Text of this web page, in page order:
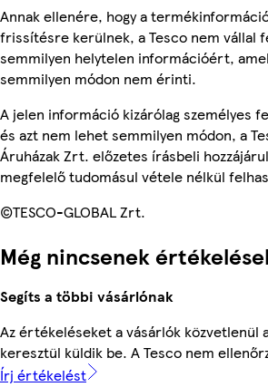
Annak ellenére, hogy a
frissítésre kerülnek, a Tesco nem vállal
semmilyen helytelen információért,
semmilyen módon nem érinti.
A jelen információ kizárólag személyes
és azt nem lehet semmilyen módon, a
Áruházak Zrt. előzetes írásbeli
megfelelő tudomásul vétele nélkül
©TESCO-GLOBAL Zrt.
Még nincsenek
Segíts a többi vásárlónak
Az értékeléseket a vásárlók közvetlenül
keresztül küldik be. A Tesco nem
Írj értékelést